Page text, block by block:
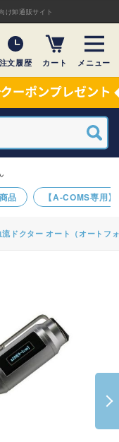
け卸通販サイト
注文履歴 カート メニュー
品 【A-COMS専用
流ドクター オート（オートフ